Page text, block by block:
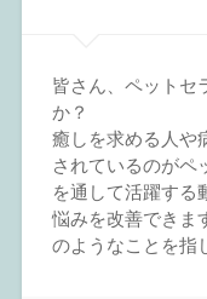
皆さん、ペットセ
か？
癒しを求める人や
されているのがペ
を通して活躍する
悩みを改善できま
のようなことを指